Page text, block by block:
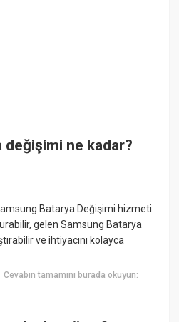
değişimi ne kadar?
Batarya Değişimi hizmeti
gelen Samsung Batarya
ve ihtiyacını kolayca
Cevabın tamamını burada okuyun: